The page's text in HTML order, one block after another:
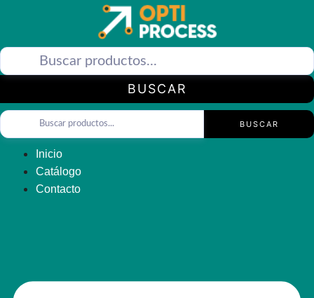
BUSCAR
BUSCAR
Inicio
Catálogo
Contacto